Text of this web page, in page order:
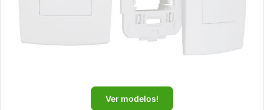
Ver modelos!